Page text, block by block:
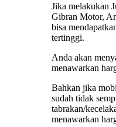
Jika melakukan
Gibran Motor,
bisa
tertinggi.
Anda akan
menawarkan
Bahkan jika
sudah tidak
tabrakan/
menawarkan